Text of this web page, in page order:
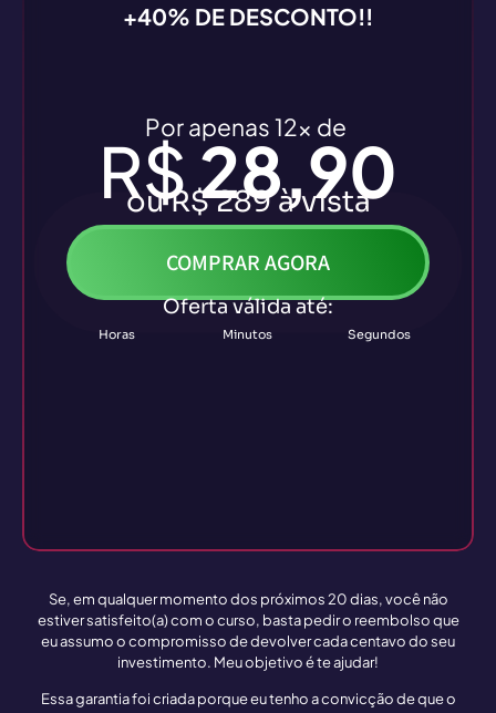
+40% DE DESCONTO!!
Por apenas 12x de
R$28,90
ou R$ 289 à vista
COMPRAR AGORA
Oferta válida até:
Horas Minutos Segundos
Se, em qualquer momento dos próximos 20 dias, você não
estiver satisfeito(a) com o curso, basta pedir o reembolso que
eu assumo o compromisso de devolver cada centavo do seu
investimento. Meu objetivo é te ajudar!
Essa garantia foi criada porque eu tenho a convicção de que o